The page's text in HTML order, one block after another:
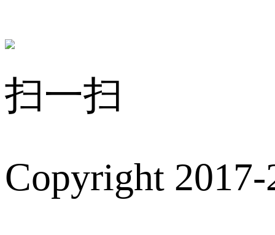
扫一扫
Copyright